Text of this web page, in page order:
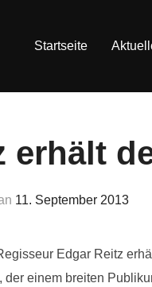
Startseite
erhält
Veröffentlicht
11. September 2013
Edgar Reitz
einem breiten